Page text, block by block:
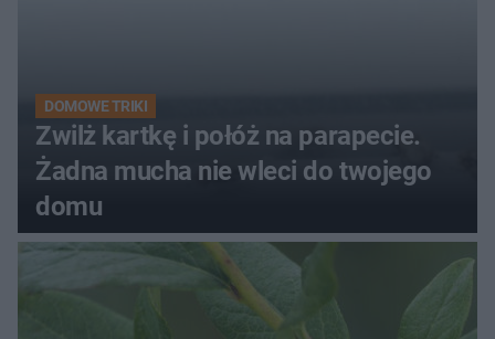
DOMOWE TRIKI
Zwilż kartkę i połóż na parapecie.
Żadna mucha nie wleci do twojego
domu